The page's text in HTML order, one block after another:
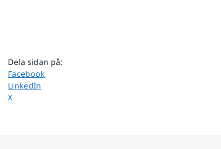
Dela sidan på:
Dela sidan på
Facebook
Dela sidan på
LinkedIn
Dela sidan på
X